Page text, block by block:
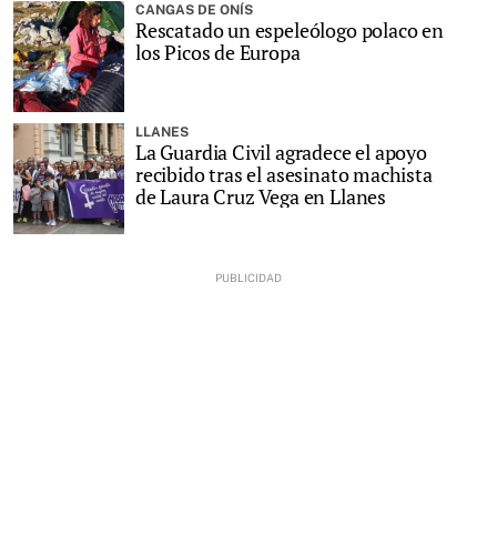
CANGAS DE ONÍS
Rescatado un espeleólogo polaco en
los Picos de Europa
LLANES
La Guardia Civil agradece el apoyo
recibido tras el asesinato machista
de Laura Cruz Vega en Llanes